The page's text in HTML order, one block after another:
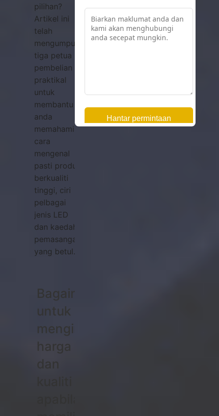
pilihan?
Artikel ini
telah
mengumpulkan
tiga petua
pembelian
praktikal
untuk
membantu
anda
memahami
cara
mengenal
pasti produk
berkualiti
tinggi, ciri
pelbagai
jenis LED
dan kaedah
pemasangan
yang betul.
Bagaimana
untuk
mengimbangi
harga
dan